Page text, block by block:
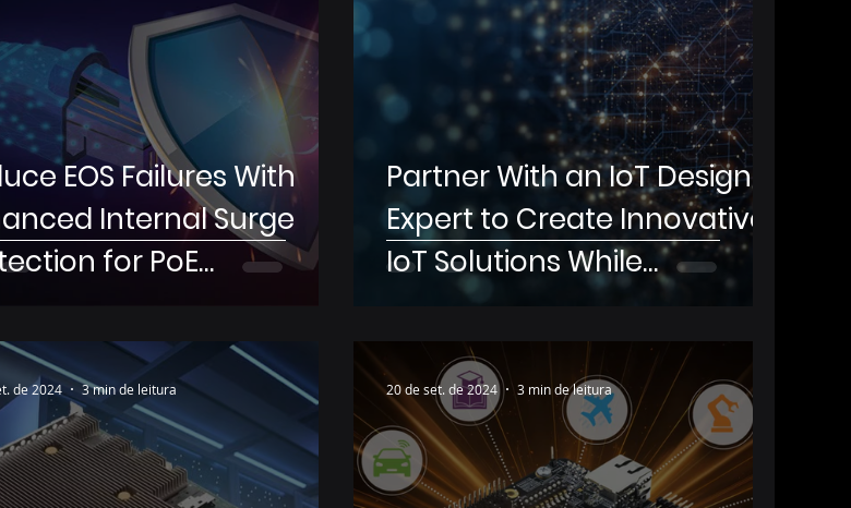
EOS Failures With
Internal Surge
for PoE
Partner With an IoT Design
Expert to Create Innovative
IoT Solutions While
Accelerating Your Time to
Market
de 2024 3 min de leitura 20 de set. de 2024 3 min de leitura